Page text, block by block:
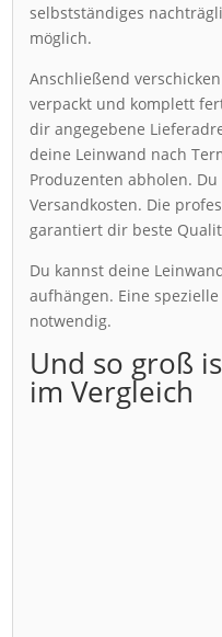
selbstständiges
möglich.
Anschließend
verpackt und komplett
dir angegebene
deine Leinwand nach
Produzenten abholen.
Versandkosten. Die
garantiert dir beste
Du kannst deine
aufhängen. Eine
notwendig.
Und so groß
im Vergleich